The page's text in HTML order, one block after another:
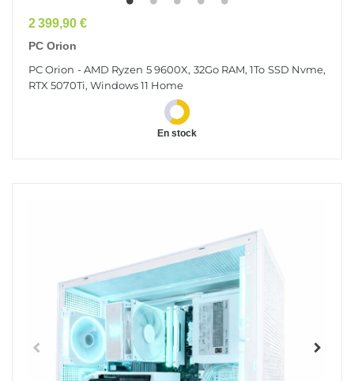
Prix
2 399,90 €
PC Orion
PC Orion - AMD Ryzen 5 9600X, 32Go RAM, 1To SSD Nvme,
RTX 5070Ti, Windows 11 Home
En stock